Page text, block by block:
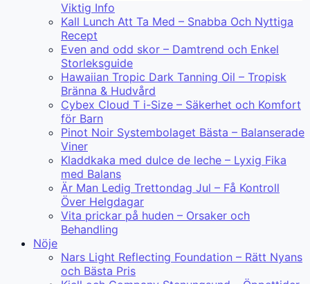
Viktig Info
Kall Lunch Att Ta Med – Snabba Och Nyttiga
Recept
Even and odd skor – Damtrend och Enkel
Storleksguide
Hawaiian Tropic Dark Tanning Oil – Tropisk
Bränna & Hudvård
Cybex Cloud T i-Size – Säkerhet och Komfort
för Barn
Pinot Noir Systembolaget Bästa – Balanserade
Viner
Kladdkaka med dulce de leche – Lyxig Fika
med Balans
Är Man Ledig Trettondag Jul – Få Kontroll
Över Helgdagar
Vita prickar på huden – Orsaker och
Behandling
Nöje
Nars Light Reflecting Foundation – Rätt Nyans
och Bästa Pris